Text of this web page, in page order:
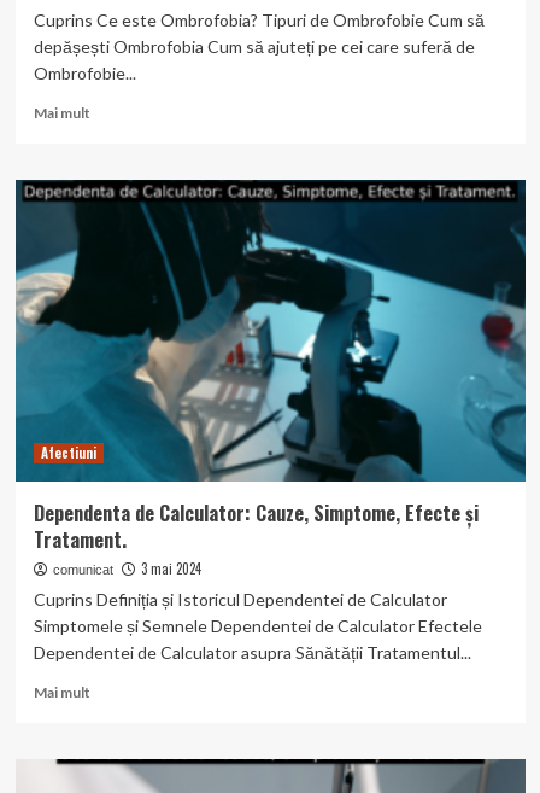
Cuprins Ce este Ombrofobia? Tipuri de Ombrofobie Cum să
depășești Ombrofobia Cum să ajuteți pe cei care suferă de
Ombrofobie...
Mai multRead
Ce
este
Ombrofobia
depăși?
Afectiuni
Dependenta de Calculator: Cauze, Simptome, Efecte și
Tratament.
comunicat 3 mai 2024
Cuprins Definiția și Istoricul Dependentei de Calculator
Simptomele și Semnele Dependentei de Calculator Efectele
Dependentei de Calculator asupra Sănătății Tratamentul...
Mai multRead
Dependenta